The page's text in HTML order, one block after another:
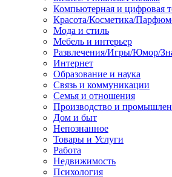
Компьютерная и цифровая
Красота/Косметика/
Мода и стиль
Мебель и интерьер
Развлечения/Игры/Юмор/
Интернет
Образование и наука
Связь и коммуникации
Семья и отношения
Производство и
Дом и быт
Непознанное
Товары и Услуги
Работа
Недвижимость
Психология